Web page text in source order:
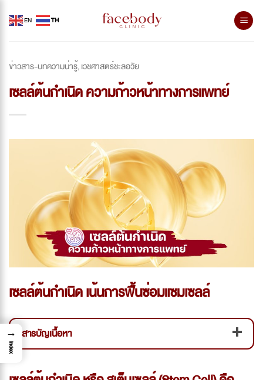
EN TH
ข่าวสาร-บทความน่ารู้,เวชศาสตร์ชะลอวัย
เซลล์ต้นกำเนิด ความก้าวหน้าทางการแพทย์
เซลล์ต้นกำเนิด เน้นการฟื้นซ่อมแซมเซลล์
สารบัญเนื้อหา
→
Index